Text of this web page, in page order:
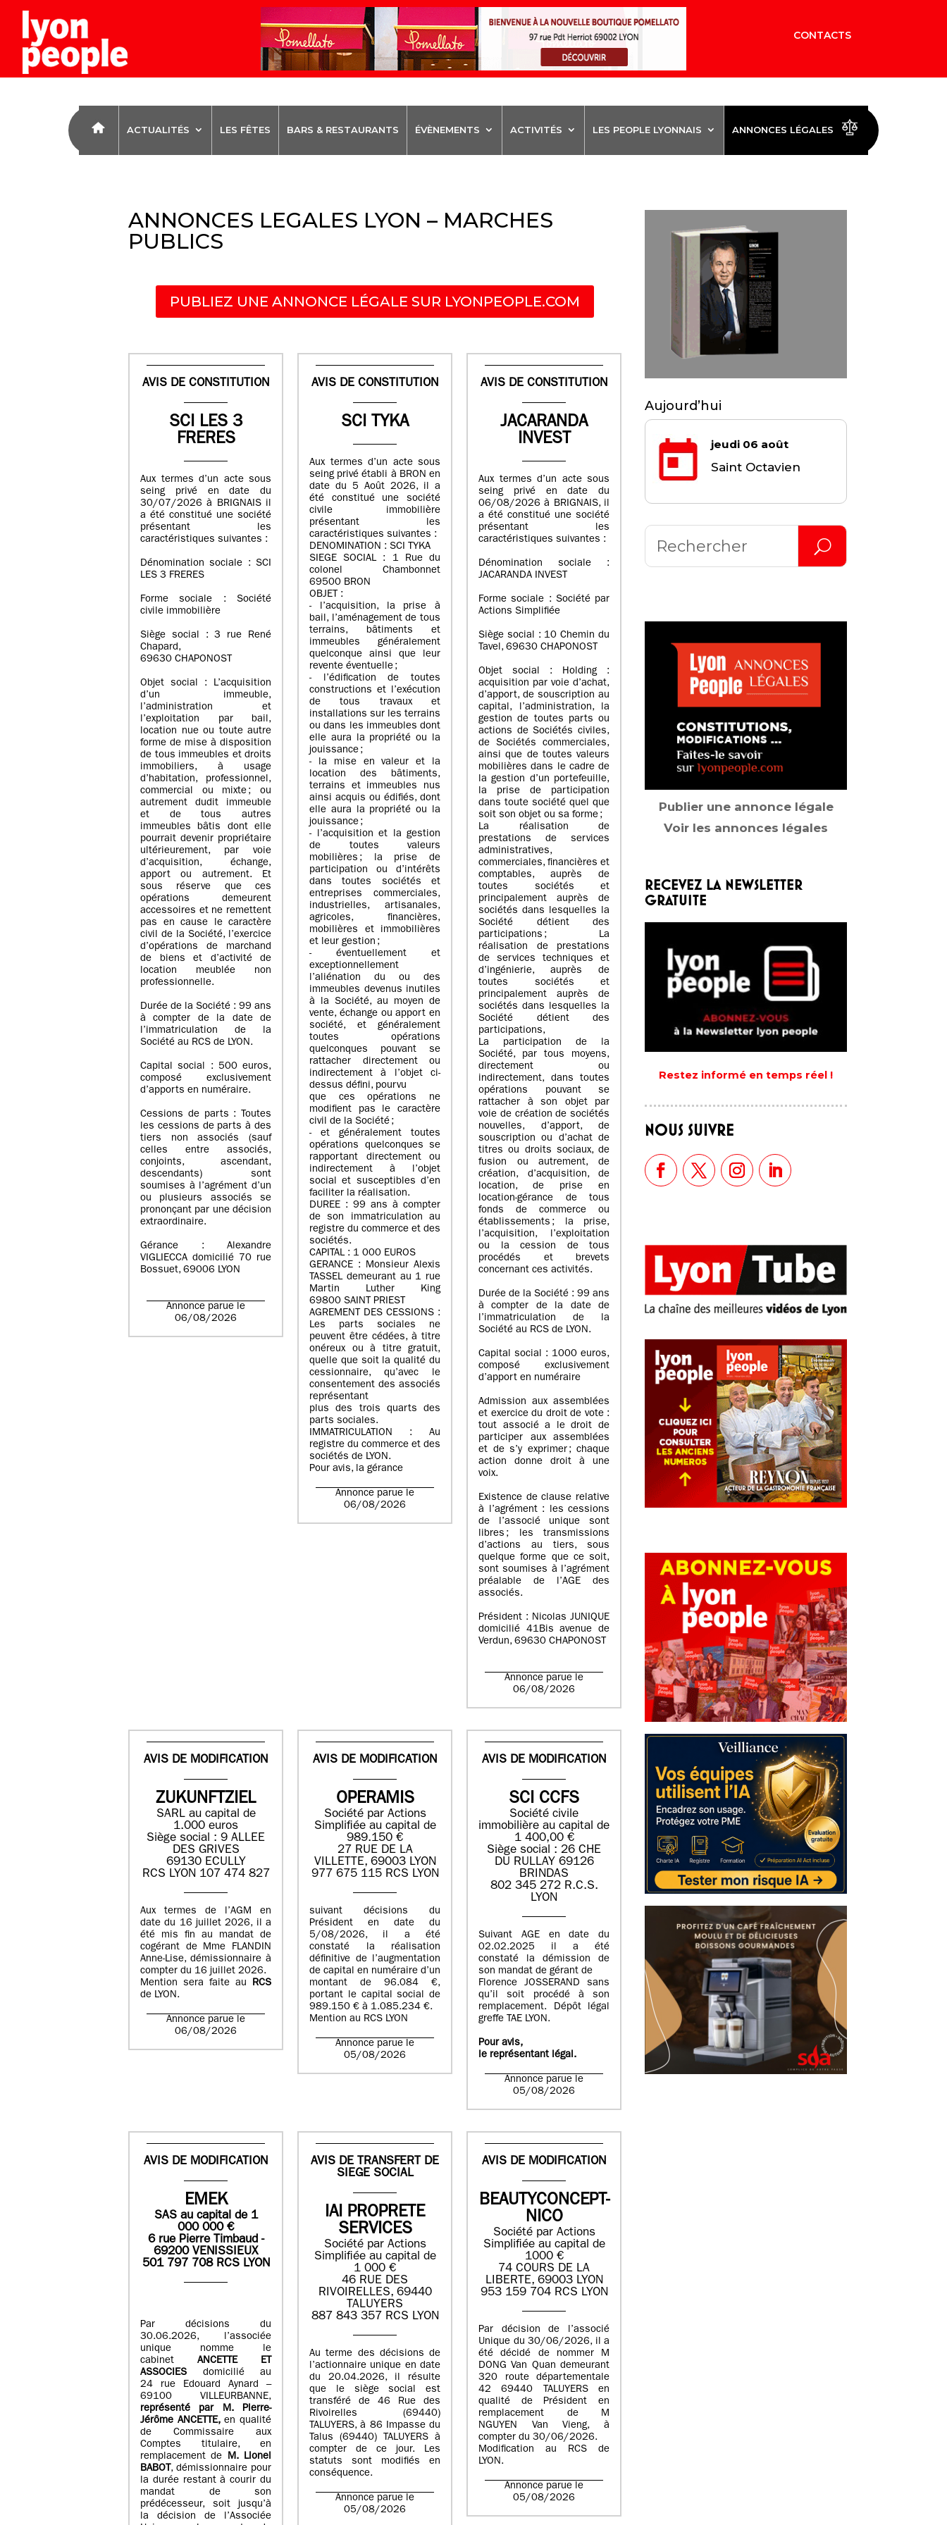
CONTACTS
ACTUALITÉS LES FÊTES BARS & RESTAURANTS ÉVÈNEMENTS ACTIVITÉS LES PEOPLE LYONNAIS ANNONCES LÉGALES
ANNONCES LEGALES LYON – MARCHES
PUBLICS
PUBLIEZ UNE ANNONCE LÉGALE SUR LYONPEOPLE.COM
AVIS DE CONSTITUTION
SCI LES 3
FRERES
Aux termes d’un acte sous
seing privé en date du
30/07/2026 à BRIGNAIS il
a été constitué une société
présentant les
caractéristiques suivantes :
Dénomination sociale : SCI
LES 3 FRERES
Forme sociale : Société
civile immobilière
Siège social : 3 rue René
Chapard,
69630 CHAPONOST
Objet social : L’acquisition
d’un immeuble,
l’administration et
l’exploitation par bail,
location nue ou toute autre
forme de mise à disposition
de tous immeubles et droits
immobiliers, à usage
d’habitation, professionnel,
commercial ou mixte ; ou
autrement dudit immeuble
et de tous autres
immeubles bâtis dont elle
pourrait devenir propriétaire
ultérieurement, par voie
d’acquisition, échange,
apport ou autrement. Et
sous réserve que ces
opérations demeurent
accessoires et ne remettent
pas en cause le caractère
civil de la Société, l’exercice
d’opérations de marchand
de biens et d’activité de
location meublée non
professionnelle.
Durée de la Société : 99 ans
à compter de la date de
l’immatriculation de la
Société au RCS de LYON.
Capital social : 500 euros,
composé exclusivement
d’apports en numéraire.
Cessions de parts : Toutes
les cessions de parts à des
tiers non associés (sauf
celles entre associés,
conjoints, ascendant,
descendants) sont
soumises à l’agrément d’un
ou plusieurs associés se
prononçant par une décision
extraordinaire.
Gérance : Alexandre
VIGLIECCA domicilié 70 rue
Bossuet, 69006 LYON
Annonce parue le
06/08/2026
AVIS DE CONSTITUTION
SCI TYKA
Aux termes d’un acte sous
seing privé établi à BRON en
date du 5 Août 2026, il a
été constitué une société
civile immobilière
présentant les
caractéristiques suivantes :
DENOMINATION : SCI TYKA
SIEGE SOCIAL : 1 Rue du
colonel Chambonnet
69500 BRON
OBJET :
- l’acquisition, la prise à
bail, l’aménagement de tous
terrains, bâtiments et
immeubles généralement
quelconque ainsi que leur
revente éventuelle ;
- l’édification de toutes
constructions et l’exécution
de tous travaux et
installations sur les terrains
ou dans les immeubles dont
elle aura la propriété ou la
jouissance ;
- la mise en valeur et la
location des bâtiments,
terrains et immeubles nus
ainsi acquis ou édifiés, dont
elle aura la propriété ou la
jouissance ;
- l’acquisition et la gestion
de toutes valeurs
mobilières ; la prise de
participation ou d’intérêts
dans toutes sociétés et
entreprises commerciales,
industrielles, artisanales,
agricoles, financières,
mobilières et immobilières
et leur gestion ;
- éventuellement et
exceptionnellement
l’aliénation du ou des
immeubles devenus inutiles
à la Société, au moyen de
vente, échange ou apport en
société, et généralement
toutes opérations
quelconques pouvant se
rattacher directement ou
indirectement à l’objet ci-
dessus défini, pourvu
que ces opérations ne
modifient pas le caractère
civil de la Société ;
- et généralement toutes
opérations quelconques se
rapportant directement ou
indirectement à l’objet
social et susceptibles d’en
faciliter la réalisation.
DUREE : 99 ans à compter
de son immatriculation au
registre du commerce et des
sociétés.
CAPITAL : 1 000 EUROS
GERANCE : Monsieur Alexis
TASSEL demeurant au 1 rue
Martin Luther King
69800 SAINT PRIEST
AGREMENT DES CESSIONS :
Les parts sociales ne
peuvent être cédées, à titre
onéreux ou à titre gratuit,
quelle que soit la qualité du
cessionnaire, qu’avec le
consentement des associés
représentant
plus des trois quarts des
parts sociales.
IMMATRICULATION : Au
registre du commerce et des
sociétés de LYON.
Pour avis, la gérance
Annonce parue le
06/08/2026
AVIS DE CONSTITUTION
JACARANDA
INVEST
Aux termes d’un acte sous
seing privé en date du
06/08/2026 à BRIGNAIS, il
a été constitué une société
présentant les
caractéristiques suivantes :
Dénomination sociale :
JACARANDA INVEST
Forme sociale : Société par
Actions Simplifiée
Siège social : 10 Chemin du
Tavel, 69630 CHAPONOST
Objet social : Holding :
acquisition par voie d’achat,
d’apport, de souscription au
capital, l’administration, la
gestion de toutes parts ou
actions de Sociétés civiles,
de Sociétés commerciales,
ainsi que de toutes valeurs
mobilières dans le cadre de
la gestion d’un portefeuille,
la prise de participation
dans toute société quel que
soit son objet ou sa forme ;
La réalisation de
prestations de services
administratives,
commerciales, financières et
comptables, auprès de
toutes sociétés et
principalement auprès de
sociétés dans lesquelles la
Société détient des
participations ; La
réalisation de prestations
de services techniques et
d’ingénierie, auprès de
toutes sociétés et
principalement auprès de
sociétés dans lesquelles la
Société détient des
participations,
La participation de la
Société, par tous moyens,
directement ou
indirectement, dans toutes
opérations pouvant se
rattacher à son objet par
voie de création de sociétés
nouvelles, d’apport, de
souscription ou d’achat de
titres ou droits sociaux, de
fusion ou autrement, de
création, d’acquisition, de
location, de prise en
location-gérance de tous
fonds de commerce ou
établissements ; la prise,
l’acquisition, l’exploitation
ou la cession de tous
procédés et brevets
concernant ces activités.
Durée de la Société : 99 ans
à compter de la date de
l’immatriculation de la
Société au RCS de LYON.
Capital social : 1000 euros,
composé exclusivement
d’apport en numéraire
Admission aux assemblées
et exercice du droit de vote :
tout associé a le droit de
participer aux assemblées
et de s’y exprimer ; chaque
action donne droit à une
voix.
Existence de clause relative
à l’agrément : les cessions
de l’associé unique sont
libres ; les transmissions
d’actions au tiers, sous
quelque forme que ce soit,
sont soumises à l’agrément
préalable de l’AGE des
associés.
Président : Nicolas JUNIQUE
domicilié 41Bis avenue de
Verdun, 69630 CHAPONOST
Annonce parue le
06/08/2026
AVIS DE MODIFICATION
ZUKUNFTZIEL
SARL au capital de
1.000 euros
Siège social : 9 ALLEE
DES GRIVES
69130 ECULLY
RCS LYON 107 474 827
Aux termes de l’AGM en
date du 16 juillet 2026, il a
été mis fin au mandat de
cogérant de Mme FLANDIN
Anne-Lise, démissionnaire à
compter du 16 juillet 2026.
Mention sera faite au RCS
de LYON.
Annonce parue le
06/08/2026
AVIS DE MODIFICATION
OPERAMIS
Société par Actions
Simplifiée au capital de
989.150 €
27 RUE DE LA
VILLETTE, 69003 LYON
977 675 115 RCS LYON
suivant décisions du
Président en date du
5/08/2026, il a été
constaté la réalisation
définitive de l’augmentation
de capital en numéraire d’un
montant de 96.084 €,
portant le capital social de
989.150 € à 1.085.234 €.
Mention au RCS LYON
Annonce parue le
05/08/2026
AVIS DE MODIFICATION
SCI CCFS
Société civile
immobilière au capital de
1 400,00 €
Siège social : 26 CHE
DU RULLAY 69126
BRINDAS
802 345 272 R.C.S.
LYON
Suivant AGE en date du
02.02.2025 il a été
constaté la démission de
son mandat de gérant de
Florence JOSSERAND sans
qu’il soit procédé à son
remplacement. Dépôt légal
greffe TAE LYON.
Pour avis,
le représentant légal.
Annonce parue le
05/08/2026
AVIS DE MODIFICATION
EMEK
SASau capital de 1
000 000€
6 rue Pierre Timbaud -
69200 VENISSIEUX
501 797 708 RCS LYON
Par décisions du
30.06.2026, l’associée
unique nomme le
cabinet ANCETTE ET
ASSOCIES
domicilié au
24 rue Edouard Aynard –
69100 VILLEURBANNE,
représenté par M.Pierre-
Jérôme ANCETTE, en qualité
de Commissaire aux
Comptes titulaire, en
remplacement de M.Lionel
BABOT, démissionnaire pour
la durée restant à courir du
mandat de son
prédécesseur, soit jusqu’à
la décision de l’Associée
AVIS DE TRANSFERT DE
SIEGE SOCIAL
IAI PROPRETE
SERVICES
Société par Actions
Simplifiée au capital de
1 000 €
46 RUE DES
RIVOIRELLES, 69440
TALUYERS
887 843 357 RCS LYON
Au terme des décisions de
l’actionnaire unique en date
du 20.04.2026, il résulte
que le siège social est
transféré de 46 Rue des
Rivoirelles (69440)
TALUYERS, à 86 Impasse du
Talus (69440) TALUYERS à
compter de ce jour. Les
statuts sont modifiés en
conséquence.
Annonce parue le
05/08/2026
AVIS DE MODIFICATION
BEAUTYCONCEPT-
NICO
Société par Actions
Simplifiée au capital de
1000 €
74 COURS DE LA
LIBERTE, 69003 LYON
953 159 704 RCS LYON
Par décision de l’associé
Unique du 30/06/2026, il a
été décidé de nommer M
DONG Van Quan demeurant
320 route départementale
42 69440 TALUYERS en
qualité de Président en
remplacement de M
NGUYEN Van Vieng, à
compter du 30/06/2026.
Modification au RCS de
LYON.
Annonce parue le
05/08/2026
Aujourd’hui
jeudi 06 août
Saint Octavien
Publier une annonce légale
Voir les annonces légales
RECEVEZ LA NEWSLETTER
GRATUITE
Restez informé en temps réel !
NOUS SUIVRE